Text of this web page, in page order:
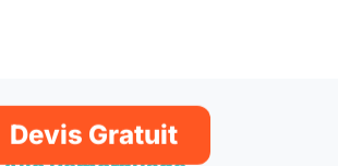
Devis Gratuit